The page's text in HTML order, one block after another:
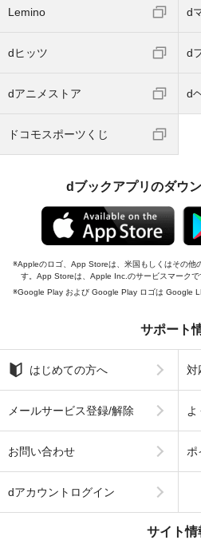
Lemino d
dヒッツ d
dアニメストア d
ドコモスポーツくじ
dブックアプリのダウ
Appleのロゴ、App Storeは、米国もしくはその他
す。App Storeは、Apple Inc.のサービスマークで
Google Play および Google Play ロゴは Google
サポート
はじめての方へ 対
メールサービス登録/解除 よ
お問い合わせ ポ
dアカウントログイン
サイト情